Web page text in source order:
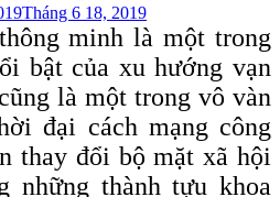
Tháng 6 18, 2019
minh là một trong
bật của xu hướng vạn
là một trong vô vàn
đại cách mạng công
thay đổi bộ mặt xã hội
những thành tựu khoa